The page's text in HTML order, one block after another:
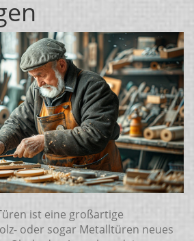
ist eine großartige
oder sogar Metalltüren neues